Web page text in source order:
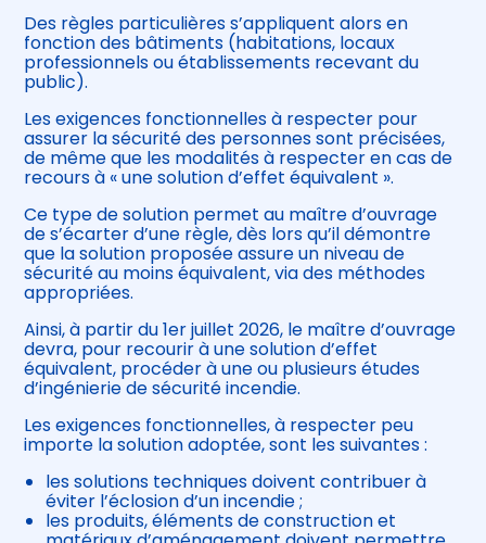
Des règles particulières s’appliquent alors en
fonction des bâtiments (habitations, locaux
professionnels ou établissements recevant du
public).
Les exigences fonctionnelles à respecter pour
assurer la sécurité des personnes sont précisées,
de même que les modalités à respecter en cas de
recours à « une solution d’effet équivalent ».
Ce type de solution permet au maître d’ouvrage
de s’écarter d’une règle, dès lors qu’il démontre
que la solution proposée assure un niveau de
sécurité au moins équivalent, via des méthodes
appropriées.
Ainsi, à partir du 1er juillet 2026, le maître d’ouvrage
devra, pour recourir à une solution d’effet
équivalent, procéder à une ou plusieurs études
d’ingénierie de sécurité incendie.
Les exigences fonctionnelles, à respecter peu
importe la solution adoptée, sont les suivantes :
les solutions techniques doivent contribuer à
éviter l’éclosion d’un incendie ;
les produits, éléments de construction et